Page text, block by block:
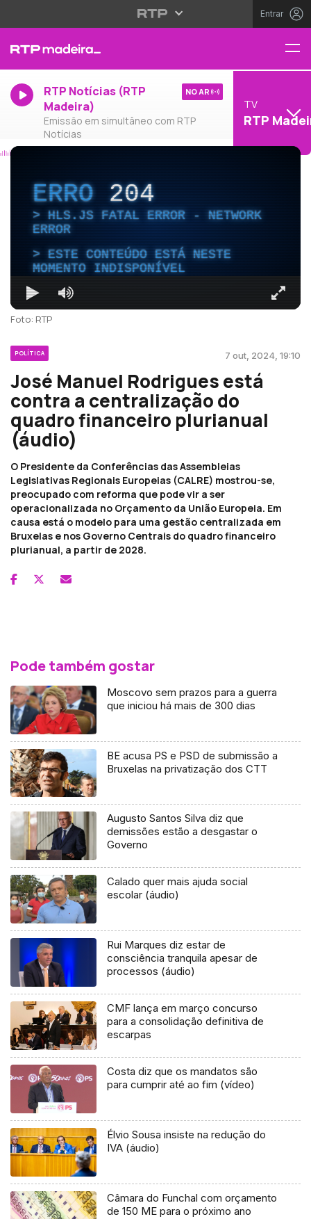
Entrar
RTP Notícias (RTP
Madeira)
Emissão em simultâneo com RTP
Notícias
NO AR
TV
RTP
ERRO204
HLS.JS FATAL ERROR - NETWORK
ERROR
ESTE CONTEÚDO ESTÁ NESTE
MOMENTO INDISPONÍVEL
Foto: RTP
POLÍTICA 7 out, 2024, 19:10
José Manuel Rodrigues está
contra a centralização do
quadro financeiro plurianual
(áudio)
O Presidente da Conferências das Assembleias
Legislativas Regionais Europeias (CALRE) mostrou-se,
preocupado com reforma que pode vir a ser
operacionalizada no Orçamento da União Europeia. Em
causa está o modelo para uma gestão centralizada em
Bruxelas e nos Governo Centrais do quadro financeiro
plurianual, a partir de 2028.
Pode também gostar
Moscovo sem prazos para a guerra
que iniciou há mais de 300 dias
BE acusa PS e PSD de submissão a
Bruxelas na privatização dos CTT
Augusto Santos Silva diz que
demissões estão a desgastar o
Governo
Calado quer mais ajuda social
escolar (áudio)
Rui Marques diz estar de
consciência tranquila apesar de
processos (áudio)
CMF lança em março concurso
para a consolidação definitiva de
escarpas
Costa diz que os mandatos são
para cumprir até ao fim (vídeo)
Élvio Sousa insiste na redução do
IVA (áudio)
Câmara do Funchal com orçamento
de 150 ME para o próximo ano